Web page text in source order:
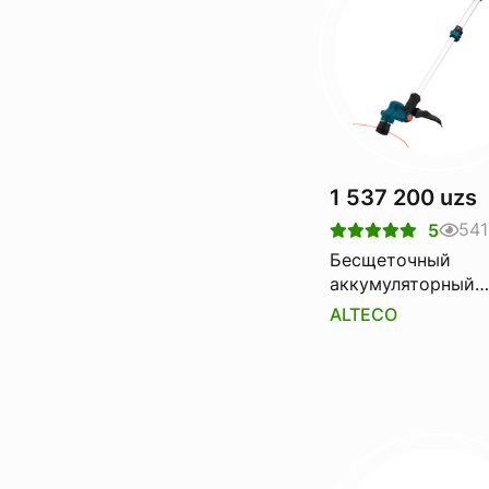
1 537 200 uzs
5
541
Бесщеточный
аккумуляторный
триммер CBT 20-
ALTECO